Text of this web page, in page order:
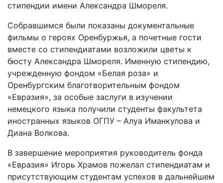
стипендии имени Александра Шмореля.
Собравшимся были показаны документальные
фильмы о героях Оренбуржья, а почетные гости
вместе со стипендиатами возложили цветы к
бюсту Александра Шмореля. Именную стипендию,
учрежденную фондом «Белая роза» и
Оренбургским благотворительным фондом
«Евразия», за особые заслуги в изучении
немецкого языка получили студенты факультета
иностранных языков ОГПУ – Алуа Иманкулова и
Диана Волкова.
В завершение мероприятия руководитель фонда
«Евразия» Игорь Храмов пожелал стипендиатам и
присутствующим студентам успехов в дальнейшем